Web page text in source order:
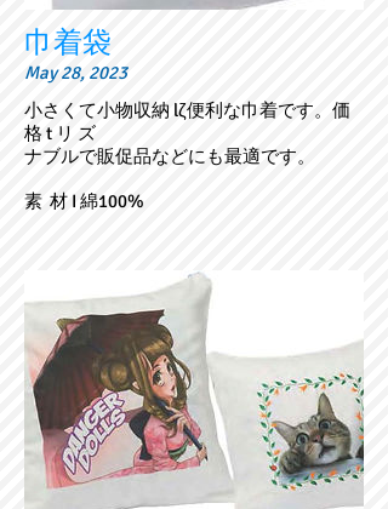
巾着袋
May 28, 2023
小さくて小物収納 lζ便利な巾着です。価
格 t リ ズ
ナブルで販促品などにも最適です。
素 材 I 綿100%